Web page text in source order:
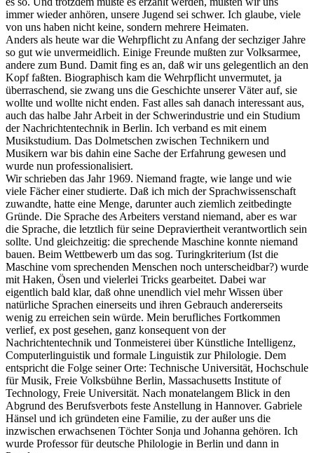
immer wieder anhören, unsere Jugend sei schwer. Ich glaube, viele
von uns haben nicht keine, sondern mehrere Heimaten.
Anders als heute war die Wehrpflicht zu Anfang der sechziger Jahre
so gut wie unvermeidlich. Einige Freunde mußten zur Volksarmee,
andere zum Bund. Damit fing es an, daß wir uns gelegentlich an den
Kopf faßten. Biographisch kam die Wehrpflicht unvermutet, ja
überraschend, sie zwang uns die Geschichte unserer Väter auf, sie
wollte und wollte nicht enden. Fast alles sah danach interessant aus,
auch das halbe Jahr Arbeit in der Schwerindustrie und ein Studium
der Nachrichtentechnik in Berlin. Ich verband es mit einem
Musikstudium. Das Dolmetschen zwischen Technikern und
Musikern war bis dahin eine Sache der Erfahrung gewesen und
wurde nun professionalisiert.
Wir schrieben das Jahr 1969. Niemand fragte, wie lange und wie
viele Fächer einer studierte. Daß ich mich der Sprachwissenschaft
zuwandte, hatte eine Menge, darunter auch ziemlich zeitbedingte
Gründe. Die Sprache des Arbeiters verstand niemand, aber es war
die Sprache, die letztlich für seine Depraviertheit verantwortlich sein
sollte. Und gleichzeitig: die sprechende Maschine konnte niemand
bauen. Beim Wettbewerb um das sog. Turingkriterium (Ist die
Maschine vom sprechenden Menschen noch unterscheidbar?) wurde
mit Haken, Ösen und vielerlei Tricks gearbeitet. Dabei war
eigentlich bald klar, daß ohne unendlich viel mehr Wissen über
natürliche Sprachen einerseits und ihren Gebrauch andererseits
wenig zu erreichen sein würde. Mein berufliches Fortkommen
verlief, ex post gesehen, ganz konsequent von der
Nachrichtentechnik und Tonmeisterei über Künstliche Intelligenz,
Computerlinguistik und formale Linguistik zur Philologie. Dem
entspricht die Folge seiner Orte: Technische Universität, Hochschule
für Musik, Freie Volksbühne Berlin, Massachusetts Institute of
Technology, Freie Universität. Nach monatelangem Blick in den
Abgrund des Berufsverbots feste Anstellung in Hannover. Gabriele
Hänsel und ich gründeten eine Familie, zu der außer uns die
inzwischen erwachsenen Töchter Sonja und Johanna gehören. Ich
wurde Professor für deutsche Philologie in Berlin und dann in